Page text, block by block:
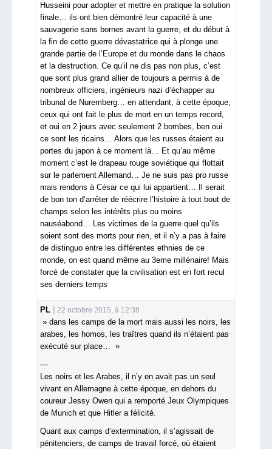
Husseini pour adopter et mettre en pratique la solution
finale… ils ont bien démontré leur capacité à une
sauvagerie sans bornes avant la guerre, et du début à
la fin de cette guerre dévastatrice qui à plonge une
grande partie de l’Europe et du monde dans le chaos
et la destruction. Ce qu’il ne dis pas non plus, c’est
que sont plus grand allier de toujours a permis à de
nombreux officiers, ingénieurs nazi d’échapper au
tribunal de Nuremberg… en attendant, à cette époque,
ceux qui ont fait le plus de mort en un temps record,
et oui en 2 jours avec seulement 2 bombes, ben oui
ce sont les ricains… Alors que les russes étaient au
portes du japon à ce moment là… Et qu’au même
moment c’est le drapeau rouge soviétique qui flottait
sur le parlement Allemand… Je ne suis pas pro russe
mais rendons à César ce qui lui appartient… Il serait
de bon ton d’arrêter de réécrire l’histoire à tout bout de
champs selon les intérêts plus ou moins
nauséabond… Les victimes de la guerre quel qu’ils
soient sont des morts pour rien, et il n’y a pas à faire
de distinguo entre les différentes ethnies de ce
monde, on est quand même au 3eme millénaire! Mais
forcé de constater que la civilisation est en fort recul
ses derniers temps
PL 22 octobre 2015, à 12:38
» dans les camps de la mort mais aussi les noirs, les
arabes, les homos, les traîtres quand ils n’étaient pas
exécuté sur place… »
—
Les noirs et les Arabes, il n’y en avait pas un seul
vivant en Allemagne à cette époque, en dehors du
coureur Jessy Owen qui a remporté Jeux Olympiques
de Munich et que Hitler a félicité.
Quant aux camps d’extermination, il s’agissait de
pénitenciers, de camps de travail forcé, où étaient